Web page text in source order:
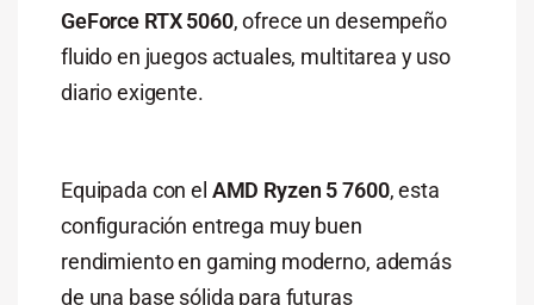
GeForce RTX 5060, ofrece un desempeño
fluido en juegos actuales, multitarea y uso
diario exigente.
Equipada con el AMD Ryzen 5 7600, esta
configuración entrega muy buen
rendimiento en gaming moderno, además
de una base sólida para futuras